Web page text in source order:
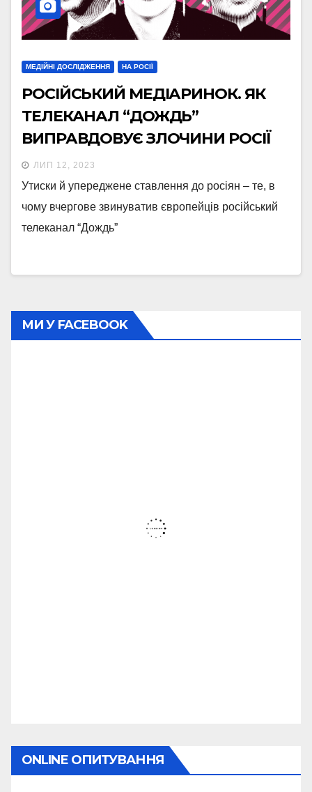
МЕДІЙНІ ДОСЛІДЖЕННЯ НА РОСІЇ
РОСІЙСЬКИЙ МЕДІАРИНОК. ЯК
ТЕЛЕКАНАЛ “ДОЖДЬ”
ВИПРАВДОВУЄ ЗЛОЧИНИ РОСІЇ
ЛИП 12, 2023
Утиски й упереджене ставлення до росіян – те, в
чому вчергове звинуватив європейців російський
телеканал “Дождь”
МИ У FACEBOOK
ONLINE ОПИТУВАННЯ